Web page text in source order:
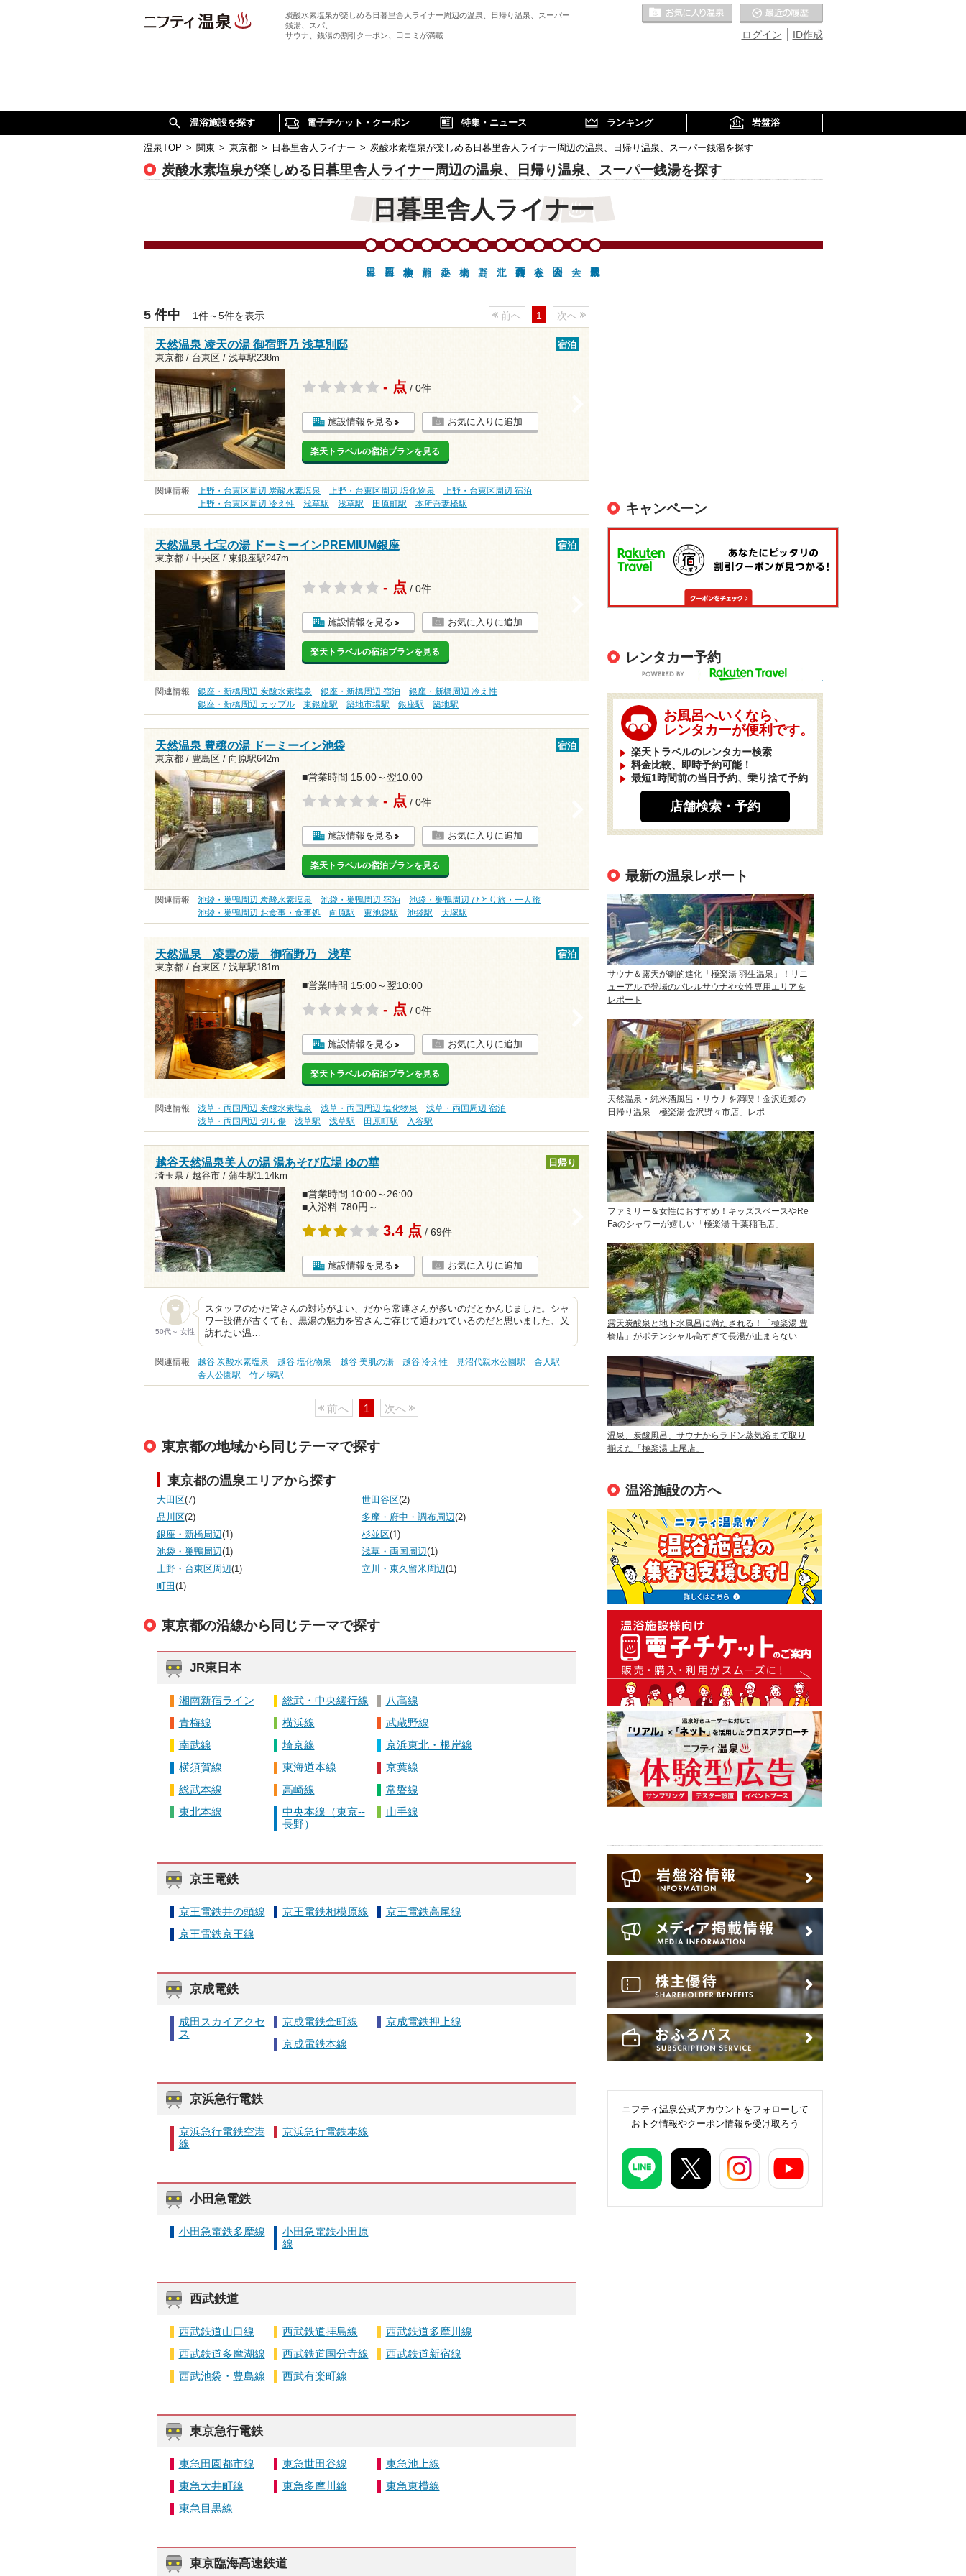
炭酸水素塩泉が楽しめる日暮里舎人ライナー周辺の温泉、日帰り温泉、スーパー
銭湯、スパ、
サウナ、銭湯の割引クーポン、口コミが満載
ID作成
ログイン
お気に入りの温泉
温浴施設を探す 電子チケット・クーポン 特集・ニュース ランキング 岩盤浴
温泉TOP > 関東 > 東京都 > 日暮里舎人ライナー > 炭酸水素塩泉が楽しめる日暮里舎人ライナー周辺の温泉、日帰り温泉、スーパー銭湯を探す
炭酸水素塩泉が楽しめる日暮里舎人ライナー周辺の温泉、日帰り温泉、スーパー銭湯を探す
日暮里舎人ライナー
見沼代親水公園…
5 件中 1件～5件を表示 前へ 1 次へ
天然温泉 凌天の湯 御宿野乃 浅草別邸
東京都 / 台東区 / 浅草駅238m
宿泊
- 点 / 0件
施設情報を見る お気に入りに追加
楽天トラベルの宿泊プランを見る
関連情報 上野・台東区周辺 炭酸水素塩泉 上野・台東区周辺 塩化物泉
上野・台東区周辺 宿泊
上野・台東区周辺 冷え性
浅草駅 浅草駅 田原町駅 本所吾妻橋駅
天然温泉 七宝の湯 ドーミーインPREMIUM銀座
東京都 / 中央区 / 東銀座駅247m
宿泊
- 点 / 0件
施設情報を見る お気に入りに追加
楽天トラベルの宿泊プランを見る
関連情報 銀座・新橋周辺 炭酸水素塩泉 銀座・新橋周辺 宿泊
銀座・新橋周辺 冷え性
銀座・新橋周辺 カップル
東銀座駅 築地市場駅 銀座駅 築地駅
天然温泉 豊穣の湯 ドーミーイン池袋
東京都 / 豊島区 / 向原駅642m
宿泊
■営業時間 15:00～翌10:00
- 点 / 0件
施設情報を見る お気に入りに追加
楽天トラベルの宿泊プランを見る
関連情報 池袋・巣鴨周辺 炭酸水素塩泉 池袋・巣鴨周辺 宿泊
池袋・巣鴨周辺 ひとり旅・一人旅
池袋・巣鴨周辺 お食事・食事処
向原駅 東池袋駅 池袋駅 大塚駅
天然温泉 凌雲の湯 御宿野乃 浅草
東京都 / 台東区 / 浅草駅181m
宿泊
■営業時間 15:00～翌10:00
- 点 / 0件
施設情報を見る お気に入りに追加
楽天トラベルの宿泊プランを見る
関連情報 浅草・両国周辺 炭酸水素塩泉 浅草・両国周辺 塩化物泉
浅草・両国周辺 宿泊
浅草・両国周辺 切り傷
浅草駅 浅草駅 田原町駅 入谷駅
越谷天然温泉美人の湯 湯あそび広場 ゆの華
埼玉県 / 越谷市 / 蒲生駅1.14km
日帰り
■営業時間 10:00～26:00
■入浴料 780円～
3.4 点 / 69件
施設情報を見る お気に入りに追加
50代～ 女性
スタッフのかた皆さんの対応がよい、だから常連さんが多いのだとかんじました。シャ
ワー設備が古くても、黒湯の魅力を皆さんご存じて通われているのだと思いました、又
訪れたい温…
関連情報 越谷 炭酸水素塩泉 越谷 塩化物泉 越谷 美肌の湯 越谷 冷え性 見沼代親水公園駅
舎人駅
舎人公園駅
竹ノ塚駅
前へ 1 次へ
東京都の地域から同じテーマで探す
東京都の温泉エリアから探す
大田区(7) 世田谷区(2)
品川区(2) 多摩・府中・調布周辺(2)
銀座・新橋周辺(1) 杉並区(1)
池袋・巣鴨周辺(1) 浅草・両国周辺(1)
上野・台東区周辺(1) 立川・東久留米周辺(1)
町田 (1)
東京都の沿線から同じテーマで探す
JR東日本
湘南新宿ライン 総武・中央緩行線
八高線
青梅線
横浜線
武蔵野線
南武線
埼京線
京浜東北・根岸線
横須賀線
東海道本線
京葉線
総武本線
高崎線
常磐線
東北本線
中央本線（東京--
長野）
山手線
京王電鉄
京王電鉄井の頭線 京王電鉄相模原線
京王電鉄高尾線
京王電鉄京王線
京成電鉄
成田スカイアクセ
ス
京成電鉄金町線
京成電鉄押上線
京成電鉄本線
京浜急行電鉄
京浜急行電鉄空港
線
京浜急行電鉄本線
小田急電鉄
小田急電鉄多摩線
小田急電鉄小田原
線
西武鉄道
西武鉄道山口線 西武鉄道拝島線
西武鉄道多摩川線
西武鉄道多摩湖線
西武鉄道国分寺線
西武鉄道新宿線
西武池袋・豊島線
西武有楽町線
東京急行電鉄
東急田園都市線 東急世田谷線
東急池上線
東急大井町線
東急多摩川線
東急東横線
東急目黒線
東京臨海高速鉄道
キャンペーン
レンタカー予約
お風呂へいくなら、
レンタカーが便利です。
楽天トラベルのレンタカー検索
料金比較、即時予約可能！
最短1時間前の当日予約、乗り捨て予約
店舗検索・予約
最新の温泉レポート
サウナ＆露天が劇的進化「極楽湯 羽生温泉」！リニ
ューアルで登場のバレルサウナや女性専用エリアを
レポート
天然温泉・純米酒風呂・サウナを満喫！金沢近郊の
日帰り温泉「極楽湯 金沢野々市店」レポ
ファミリー＆女性におすすめ！キッズスペースやRe
Faのシャワーが嬉しい「極楽湯 千葉稲毛店」
露天炭酸泉と地下水風呂に満たされる！「極楽湯 豊
橋店」がポテンシャル高すぎて長湯が止まらない
温泉、炭酸風呂、サウナからラドン蒸気浴まで取り
揃えた「極楽湯 上尾店」
温浴施設の方へ
ニフティ温泉を使って手軽に
ニフティ温泉公式アカウントをフォローして
おトク情報やクーポン情報を受け取ろう